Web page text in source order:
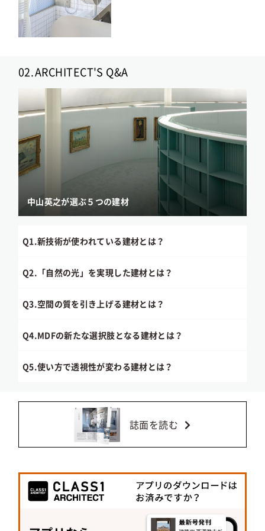
02.ARCHITECT'S Q&A
中山英之が選ぶ５つの建材
Q1.新技術が使われている建材とは？
Q2. 「自然の光」を実現した建材とは？
Q3.空間の質を引き上げる建材とは？
Q4.MDFの新たな選択肢となる建材とは？
Q5.使い方で透視性が変わる建材とは？
誌面を読む